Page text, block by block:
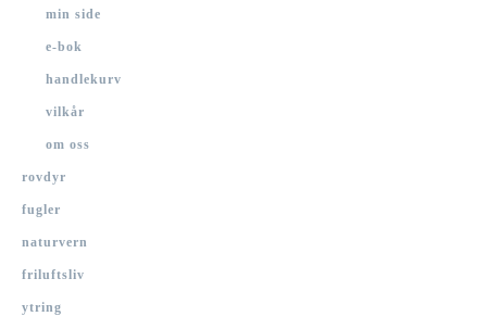
min side
e-bok
handlekurv
vilkår
om oss
rovdyr
fugler
naturvern
friluftsliv
ytring